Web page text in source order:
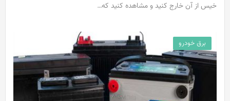
خیس از آن خارج کنید و مشاهده کنید که…
برق خودرو